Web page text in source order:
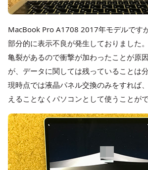
MacBook Pro A1708 2017年モデルです
部分的に表示不良が発生しておりました。
亀裂があるので衝撃が加わったことが原
が、データに関しては残っていることは分
現時点では液晶パネル交換のみをすれば
えることなくパソコンとして使うことが